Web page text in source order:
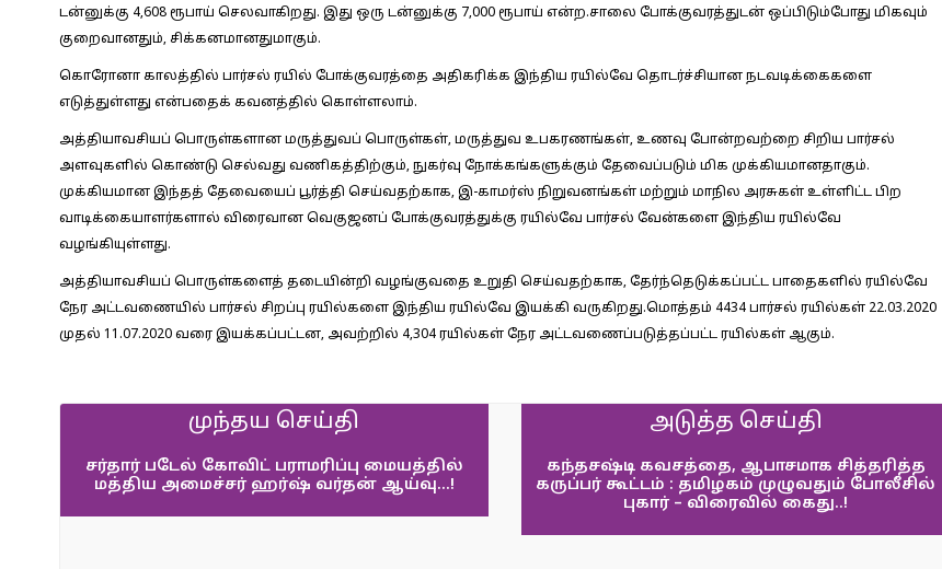
டன்னுக்கு 4,608 ரூபாய் செலவாகிறது. இது ஒரு டன்னுக்கு 7,000 ரூபாய் என்ற.சாலை போக்குவரத்துடன் ஒப்பிடும்போது மிகவும்
குறைவானதும், சிக்கனமானதுமாகும்.
கொரோனா காலத்தில் பார்சல் ரயில் போக்குவரத்தை அதிகரிக்க இந்திய ரயில்வே தொடர்ச்சியான நடவடிக்கைகளை
எடுத்துள்ளது என்பதைக் கவனத்தில் கொள்ளலாம்.
அத்தியாவசியப் பொருள்களான மருத்துவப் பொருள்கள், மருத்துவ உபகரணங்கள், உணவு போன்றவற்றை சிறிய பார்சல்
அளவுகளில் கொண்டு செல்வது வணிகத்திற்கும், நுகர்வு நோக்கங்களுக்கும் தேவைப்படும் மிக முக்கியமானதாகும்.
முக்கியமான இந்தத் தேவையைப் பூர்த்தி செய்வதற்காக, இ-காமர்ஸ் நிறுவனங்கள் மற்றும் மாநில அரசுகள் உள்ளிட்ட பிற
வாடிக்கையாளர்களால் விரைவான வெகுஜனப் போக்குவரத்துக்கு ரயில்வே பார்சல் வேன்களை இந்திய ரயில்வே
வழங்கியுள்ளது.
அத்தியாவசியப் பொருள்களைத் தடையின்றி வழங்குவதை உறுதி செய்வதற்காக, தேர்ந்தெடுக்கப்பட்ட பாதைகளில் ரயில்வே
நேர அட்டவணையில் பார்சல் சிறப்பு ரயில்களை இந்திய ரயில்வே இயக்கி வருகிறது.மொத்தம் 4434 பார்சல் ரயில்கள் 22.03.2020
முதல் 11.07.2020 வரை இயக்கப்பட்டன, அவற்றில் 4,304 ரயில்கள் நேர அட்டவணைப்படுத்தப்பட்ட ரயில்கள் ஆகும்.
முந்தய செய்தி
சர்தார் படேல் கோவிட் பராமரிப்பு மையத்தில்
மத்திய அமைச்சர் ஹர்ஷ் வர்தன் ஆய்வு…!
அடுத்த செய்தி
கந்தசஷ்டி கவசத்தை, ஆபாசமாக சித்தரித்த
கருப்பர் கூட்டம் : தமிழகம் முழுவதும் போலீசில்
புகார் – விரைவில் கைது..!